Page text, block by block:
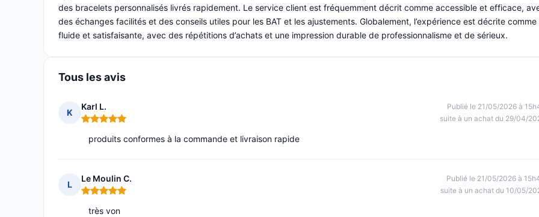
des bracelets personnalisés livrés rapidement. Le service client est fréquemment décrit comme accessible et efficace,
des échanges facilités et des conseils utiles pour les BAT et les ajustements. Globalement, l’expérience est décrite comme
fluide et satisfaisante, avec des répétitions d’achats et une impression durable de professionnalisme et de sérieux.
Tous les avis
K
Karl L.
Note : 5 sur 5
Publié le 21/05/2026 à
suite à un achat du 29/04/
produits conformes à la commande et livraison rapide
L
Le Moulin C.
Note : 5 sur 5
Publié le 21/05/2026 à
suite à un achat du 10/05/
très von